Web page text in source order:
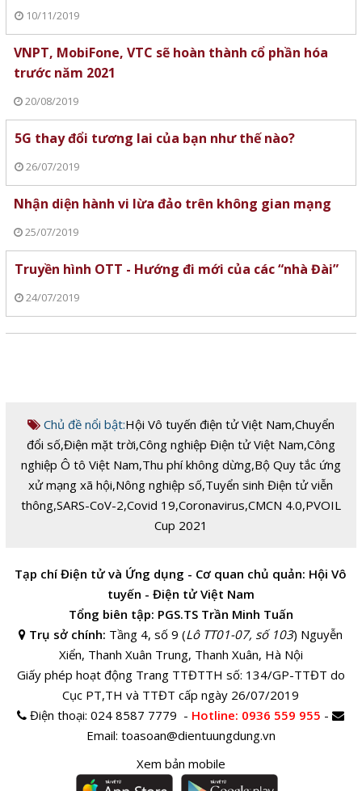
10/11/2019
VNPT, MobiFone, VTC sẽ hoàn thành cổ phần hóa
trước năm 2021
20/08/2019
5G thay đổi tương lai của bạn như thế nào?
26/07/2019
Nhận diện hành vi lừa đảo trên không gian mạng
25/07/2019
Truyền hình OTT - Hướng đi mới của các “nhà Đài”
24/07/2019
Chủ đề nổi bật:Hội Vô tuyến điện tử Việt Nam,Chuyển
đổi số,Điện mặt trời,Công nghiệp Điện tử Việt Nam,Công
nghiệp Ô tô Việt Nam,Thu phí không dừng,Bộ Quy tắc ứng
xử mạng xã hội,Nông nghiệp số,Tuyển sinh Điện tử viễn
thông,SARS-CoV-2,Covid 19,Coronavirus,CMCN 4.0,PVOIL
Cup 2021
Tạp chí Điện tử và Ứng dụng - Cơ quan chủ quản: Hội Vô
tuyến - Điện tử Việt Nam
Tổng biên tập: PGS.TS Trần Minh Tuấn
Trụ sở chính: Tầng 4, số 9 (Lô TT01-07, số 103) Nguyễn
Xiển, Thanh Xuân Trung, Thanh Xuân, Hà Nội
Giấy phép hoạt động Trang TTĐTTH số: 134/GP-TTĐT do
Cục PT,TH và TTĐT cấp ngày 26/07/2019
Điện thoại:024 8587 7779 - Hotline: 0936 559 955 -
Email: toasoan@dientuungdung.vn
Xem bản mobile